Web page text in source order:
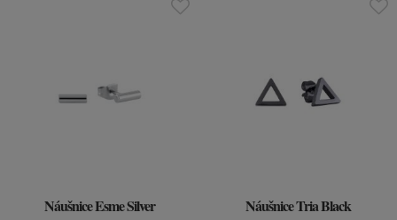
Náušnice Esme Silver Náušnice Tria Black